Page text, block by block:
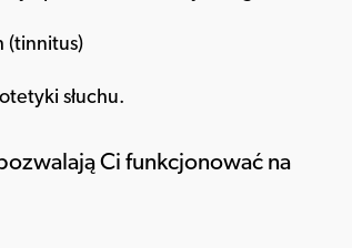
(tinnitus)
słuchu.
Ci funkcjonować na